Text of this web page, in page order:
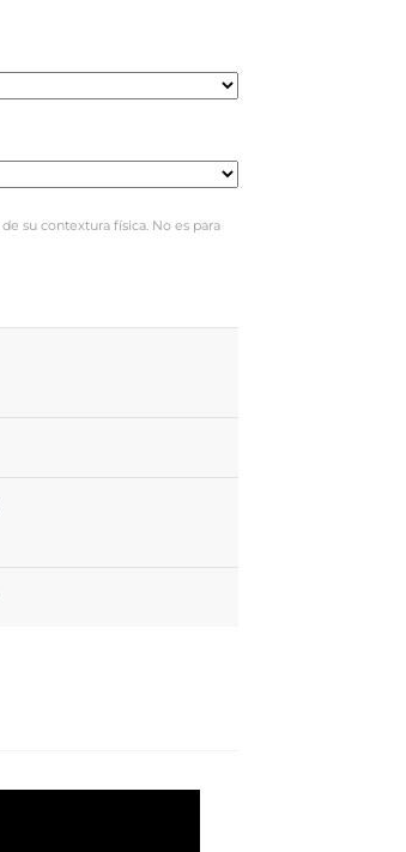
su contextura física. No es para